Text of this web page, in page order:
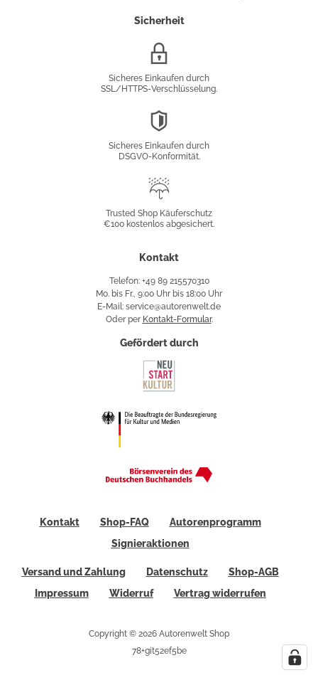
Sicherheit
Sicheres Einkaufen durch
SSL/HTTPS-Verschlüsselung.
Sicheres Einkaufen durch
DSGVO-Konformität.
Käuferschutz
Trusted Shop Käuferschutz
€100 kostenlos abgesichert.
Kontakt
Telefon: +49 89 215570310
Mo. bis Fr., 9:00 Uhr bis 18:00 Uhr
E-Mail: service@autorenwelt.de
Oder per Kontakt-Formular.
Gefördert durch
Kontakt Shop-FAQ
Autorenprogramm
Signieraktionen
Versand und Zahlung Datenschutz
Shop-AGB
Impressum
Widerruf Vertrag widerrufen
Copyright © 2026 Autorenwelt Shop
78+git52ef5be